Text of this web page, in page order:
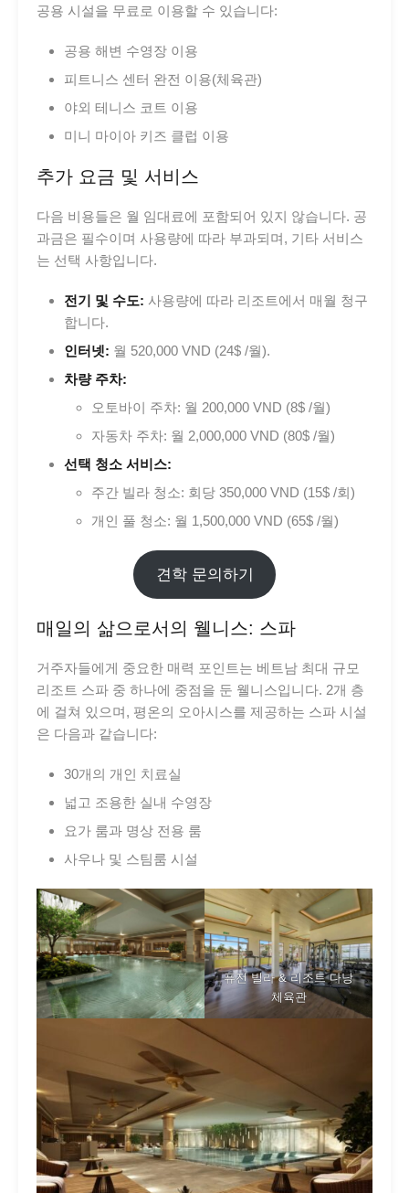
공용 시설을 무료로 이용할 수 있습니다:
공용 해변 수영장 이용
피트니스 센터 완전 이용(체육관)
야외 테니스 코트 이용
미니 마이아 키즈 클럽 이용
추가 요금 및 서비스
다음 비용들은 월 임대료에 포함되어 있지 않습니다. 공
과금은 필수이며 사용량에 따라 부과되며, 기타 서비스
는 선택 사항입니다.
전기 및 수도: 사용량에 따라 리조트에서 매월 청구
합니다.
인터넷: 월 520,000 VND (24$ /월).
차량 주차:
오토바이 주차: 월 200,000 VND (8$ /월)
자동차 주차: 월 2,000,000 VND (80$ /월)
선택 청소 서비스:
주간 빌라 청소: 회당 350,000 VND (15$ /회)
개인 풀 청소: 월 1,500,000 VND (65$ /월)
견학 문의하기
매일의 삶으로서의 웰니스: 스파
거주자들에게 중요한 매력 포인트는 베트남 최대 규모
리조트 스파 중 하나에 중점을 둔 웰니스입니다. 2개 층
에 걸쳐 있으며, 평온의 오아시스를 제공하는 스파 시설
은 다음과 같습니다:
30개의 개인 치료실
넓고 조용한 실내 수영장
요가 룸과 명상 전용 룸
사우나 및 스팀룸 시설
퓨전 빌라 & 리조트 다낭
체육관